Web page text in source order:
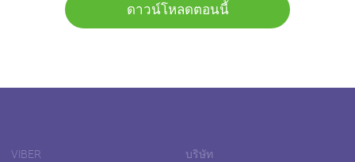
ดาวน์โหลดตอนนี้
VIBER บริษัท